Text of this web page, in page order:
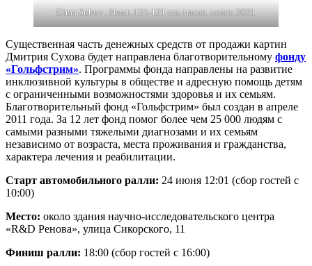
Dima Suhov . Heart, 121-121 cm, масло, холст, 2021
Существенная часть денежных средств от продажи картин
Дмитрия Сухова будет направлена благотворительному фонду
«Гольфстрим». Программы фонда направлены на развитие
инклюзивной культуры в обществе и адресную помощь детям
с ограниченными возможностями здоровья и их семьям.
Благотворительный фонд «Гольфстрим» был создан в апреле
2011 года. За 12 лет фонд помог более чем 25 000 людям с
самыми разными тяжелыми диагнозами и их семьям
независимо от возраста, места проживания и гражданства,
характера лечения и реабилитации.
Старт автомобильного ралли: 24 июня 12:01 (сбор гостей с
10:00)
Место: около здания научно-исследовательского центра
«R&D Ренова», улица Сикорского, 11
Финиш ралли: 18:00 (сбор гостей с 16:00)